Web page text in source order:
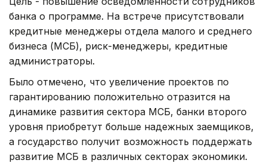
банка о программе. На встрече присутствовали
кредитные менеджеры отдела малого и среднего
бизнеса (МСБ), риск-менеджеры, кредитные
администраторы.
Было отмечено, что увеличение проектов по
гарантированию положительно отразится на
динамике развития сектора МСБ, банки второго
уровня приобретут больше надежных заемщиков,
а государство получит возможность поддержать
развитие МСБ в различных секторах экономики.